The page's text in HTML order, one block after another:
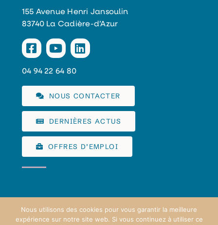
155 Avenue Henri Jansoulin
83740 La Cadière-d’Azur
04 94 22 64 80
NOUS CONTACTER
DERNIÈRES ACTUS
OFFRES D’EMPLOI
Nous utilisons des cookies pour vous garantir la meilleure
expérience sur notre site web. Si vous continuez à utiliser ce